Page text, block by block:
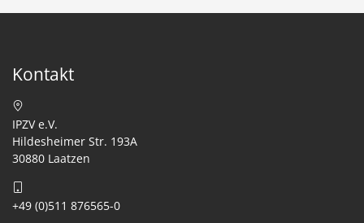
Kontakt
IPZV e.V.
Hildesheimer Str. 193A
30880 Laatzen
+49 (0)511 876565-0